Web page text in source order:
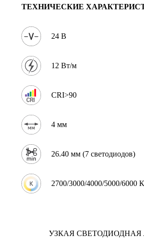
ТЕХНИЧЕСКИЕ
24 В
12 Вт/м
CRI>90
4 мм
26.40 мм (7 светодиодов)
2700/3000/4000/5000/6000 К
УЗКАЯ СВЕТОДИОДНАЯ